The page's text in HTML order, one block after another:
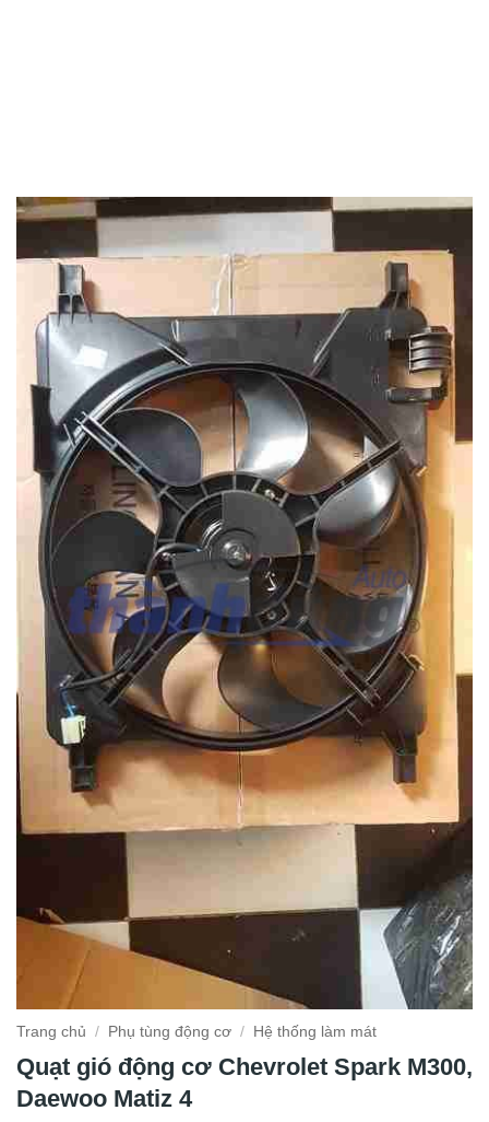
Trang chủ / Phụ tùng động cơ / Hệ thống làm mát
Quạt gió động cơ Chevrolet Spark M300,
Daewoo Matiz 4